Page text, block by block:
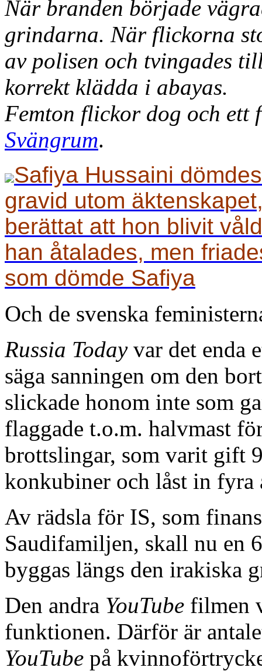
När branden började
grindarna. När flickorna
av polisen och tvingades
korrekt klädda i abayas.
Femton flickor dog och ett
Svängrum.
Safiya Hussaini
gravid utom
berättat att hon blivit
han åtalades, men
som dömde Safiya
Och de svenska
Russia Today var det enda
säga sanningen om den
slickade honom inte som
flaggade t.o.m. halvmast
brottslingar, som varit gift
konkubiner och låst in fyra
Av rädsla för IS, som
Saudifamiljen, skall nu en
byggas längs den irakiska
Den andra YouTube filmen
funktionen. Därför är
YouTube på